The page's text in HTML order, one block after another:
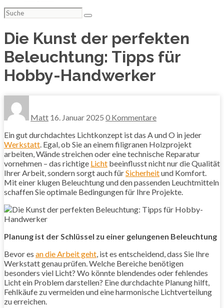
Suchen
nach:
Die Kunst der perfekten
Beleuchtung: Tipps für
Hobby-Handwerker
Matt 16. Januar 2025 0 Kommentare
Ein gut durchdachtes Lichtkonzept ist das A und O in jeder
Werkstatt. Egal, ob Sie an einem filigranen Holzprojekt
arbeiten, Wände streichen oder eine technische Reparatur
vornehmen – das richtige Licht beeinflusst nicht nur die Qualität
Ihrer Arbeit, sondern sorgt auch fürSicherheitund Komfort.
Mit einer klugen Beleuchtung und den passenden Leuchtmitteln
schaffen Sie optimale Bedingungen für Ihre Projekte.
Planung ist der Schlüssel zu einer gelungenen Beleuchtung
Bevor es an die Arbeit geht, ist es entscheidend, dass Sie Ihre
Werkstatt genau prüfen. Welche Bereiche benötigen
besonders viel Licht? Wo könnte blendendes oder fehlendes
Licht ein Problem darstellen? Eine durchdachte Planung hilft,
Fehlkäufe zu vermeiden und eine harmonische Lichtverteilung
zu erreichen.